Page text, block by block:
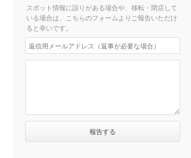
スポット情報に誤りがある場合や、移転・閉店して
いる場合は、こちらのフォームよりご報告いただけ
ると幸いです。